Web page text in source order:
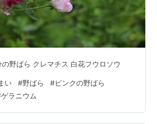
野ばら クレマチス 白花フウロソウ
い #野ばら #ピンクの野ばら
ゲラニウム